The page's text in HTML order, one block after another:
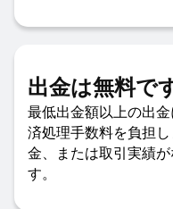
出金は無料で
最低出金額以上の出
済処理手数料を負担
金、または取引実績
す。